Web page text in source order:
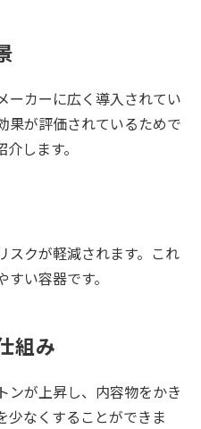
ーカーに広く導入されてい
果が評価されているためで
します。
スクが軽減されます。これ
い容器です。
組み
ンが上昇し、内容物をかき
少なくすることができま